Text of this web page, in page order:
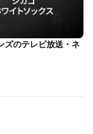
ズのテレビ放送・ネ